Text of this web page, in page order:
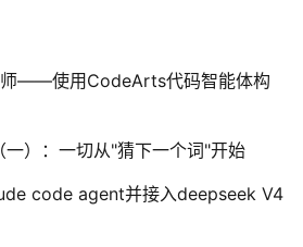
——使用CodeArts代码智能体构
）：一切从"猜下一个词"开始
code agent并接入deepseek V4